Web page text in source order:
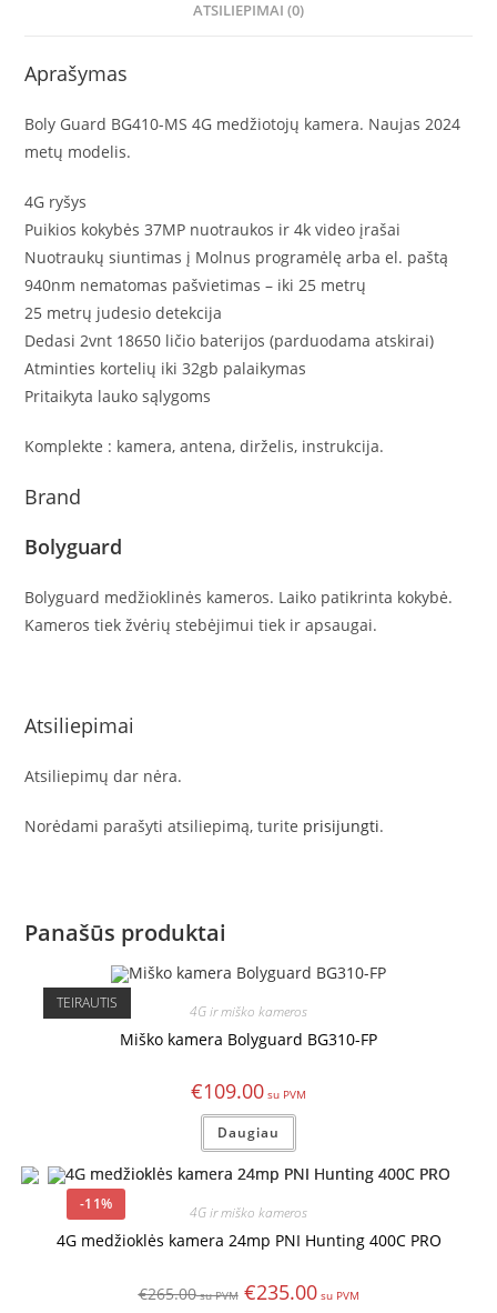
ATSILIEPIMAI (0)
Aprašymas
Boly Guard BG410-MS 4G medžiotojų kamera. Naujas 2024
metų modelis.
4G ryšys
Puikios kokybės 37MP nuotraukos ir 4k video įrašai
Nuotraukų siuntimas į Molnus programėlę arba el. paštą
940nm nematomas pašvietimas – iki 25 metrų
25 metrų judesio detekcija
Dedasi 2vnt 18650 ličio baterijos (parduodama atskirai)
Atminties kortelių iki 32gb palaikymas
Pritaikyta lauko sąlygoms
Komplekte : kamera, antena, dirželis, instrukcija.
Brand
Bolyguard
Bolyguard medžioklinės kameros. Laiko patikrinta kokybė.
Kameros tiek žvėrių stebėjimui tiek ir apsaugai.
Atsiliepimai
Atsiliepimų dar nėra.
Norėdami parašyti atsiliepimą, turite prisijungti.
Panašūs produktai
TEIRAUTIS 4G ir miško kameros
Miško kamera Bolyguard BG310-FP
€109.00
Daugiau
-11% 4G ir miško kameros
4G medžioklės kamera 24mp PNI Hunting 400C PRO
€265.00 €235.00